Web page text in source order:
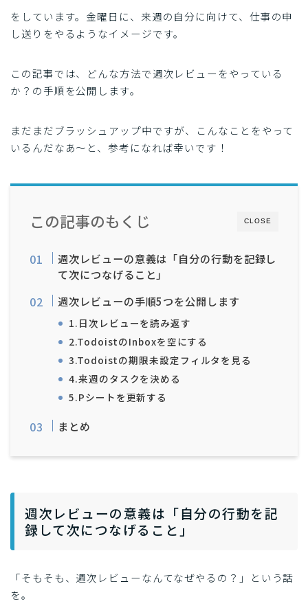
をしています。金曜日に、来週の自分に向けて、仕事の申
し送りをやるようなイメージです。
この記事では、どんな方法で週次レビューをやっている
か？の手順を公開します。
まだまだブラッシュアップ中ですが、こんなことをやって
いるんだなあ〜と、参考になれば幸いです！
CLOSE
この記事のもくじ
週次レビューの意義は「自分の行動を記録し
て次につなげること」
週次レビューの手順5つを公開します
1.日次レビューを読み返す
2.TodoistのInboxを空にする
3.Todoistの期限未設定フィルタを見る
4.来週のタスクを決める
5.Pシートを更新する
まとめ
週次レビューの意義は「自分の行動を記
録して次につなげること」
「そもそも、週次レビューなんてなぜやるの？」という話
を。